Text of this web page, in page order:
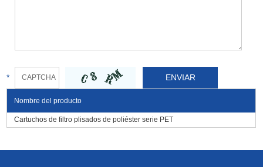
*
Nombre del producto
Cartuchos de filtro plisados de poliéster serie PET